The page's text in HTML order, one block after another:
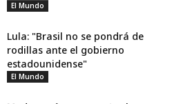
El Mundo
Lula: "Brasil no se pondrá de
rodillas ante el gobierno
estadounidense"
El Mundo